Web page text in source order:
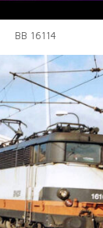
BB 16114